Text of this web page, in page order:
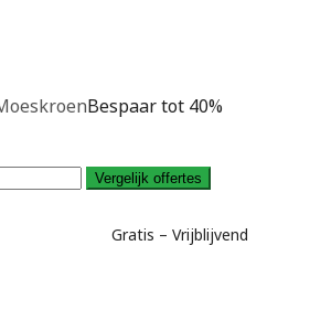
Bespaar tot 40%
Vergelijk offertes
Gratis – Vrijblijvend